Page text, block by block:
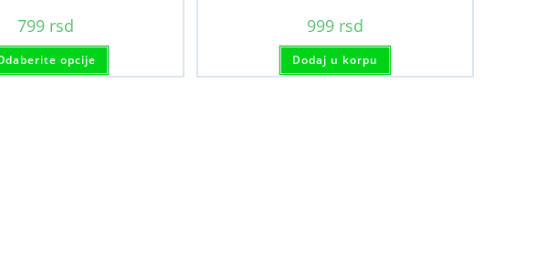
799 rsd
opcije
Ovaj
ima
999 rsd
Dodaj u korpu